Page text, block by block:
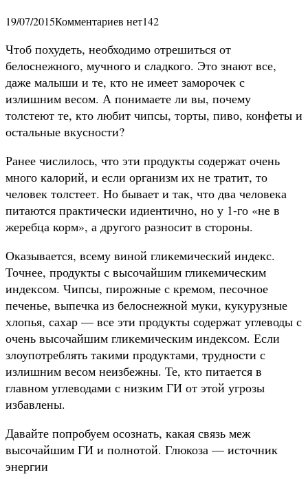
19/07/2015Комментариев нет142
Чтоб похудеть, необходимо отрешиться от
белоснежного, мучного и сладкого. Это знают все,
даже малыши и те, кто не имеет заморочек с
излишним весом. А понимаете ли вы, почему
толстеют те, кто любит чипсы, торты, пиво, конфеты и
остальные вкусности?
Ранее числилось, что эти продукты содержат очень
много калорий, и если организм их не тратит, то
человек толстеет. Но бывает и так, что два человека
питаются практически идиентично, но у 1-го «не в
жеребца корм», а другого разносит в стороны.
Оказывается, всему виной гликемический индекс.
Точнее, продукты с высочайшим гликемическим
индексом. Чипсы, пирожные с кремом, песочное
печенье, выпечка из белоснежной муки, кукурузные
хлопья, сахар — все эти продукты содержат углеводы с
очень высочайшим гликемическим индексом. Если
злоупотреблять такими продуктами, трудности с
излишним весом неизбежны. Те, кто питается в
главном углеводами с низким ГИ от этой угрозы
избавлены.
Давайте попробуем осознать, какая связь меж
высочайшим ГИ и полнотой. Глюкоза — источник
энергии